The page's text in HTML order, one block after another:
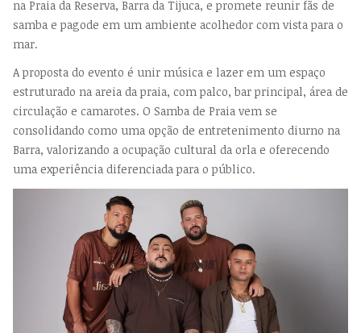
na Praia da Reserva, Barra da Tijuca, e promete reunir fãs de
samba e pagode em um ambiente acolhedor com vista para o
mar.
A proposta do evento é unir música e lazer em um espaço
estruturado na areia da praia, com palco, bar principal, área de
circulação e camarotes. O Samba de Praia vem se
consolidando como uma opção de entretenimento diurno na
Barra, valorizando a ocupação cultural da orla e oferecendo
uma experiência diferenciada para o público.